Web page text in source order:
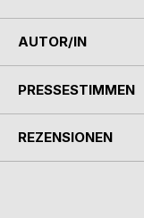
AUTOR/IN
PRESSESTIMMEN
REZENSIONEN